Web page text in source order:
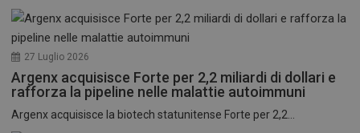
27 Luglio 2026
Argenx acquisisce Forte per 2,2 miliardi di dollari e
rafforza la pipeline nelle malattie autoimmuni
Argenx acquisisce la biotech statunitense Forte per 2,2...